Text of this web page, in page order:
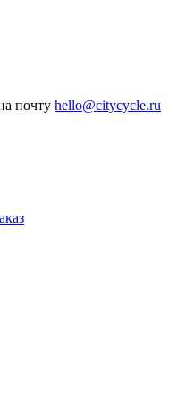
почту hello@citycycle.ru